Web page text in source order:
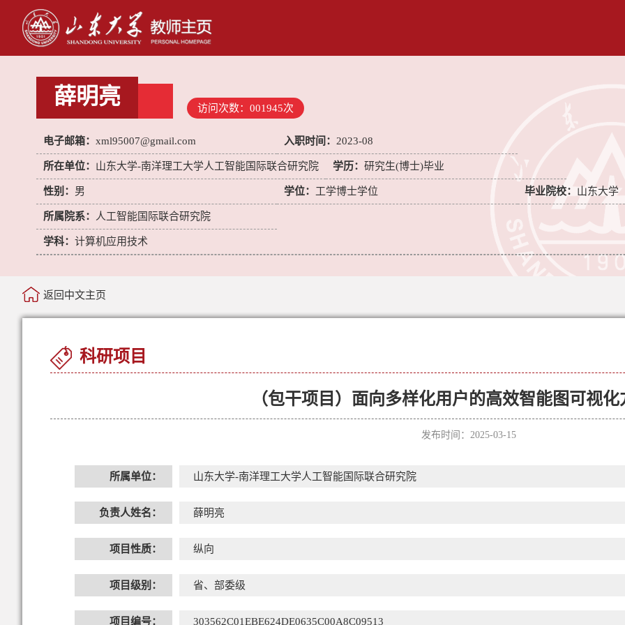
薛明亮 访问次数： 001945次
电子邮箱： xml95007@gmail.com 入职时间： 2023-08
所在单位： 山东大学-南洋理工大学人工智能国际联合研究院 学历： 研究生(博士)毕业
性别： 男 学位： 工学博士学位 毕业院校： 山东大学
所属院系： 人工智能国际联合研究院
学科： 计算机应用技术
返回中文主页
科研项目
（包干项目）面向多样化用户的高效智能图可视
发布时间：2025-03-15
所属单位： 山东大学-南洋理工大学人工智能国际联合研究院
负责人姓名： 薛明亮
项目性质： 纵向
项目级别： 省、部委级
项目编号： 303562C01EBE624DE0635C00A8C09513